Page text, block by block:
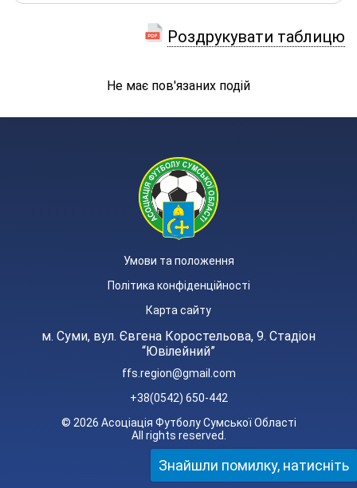
Роздрукувати таблицю
Не має пов'язаних подій
Умови та положення
Політика конфіденційності
Карта сайту
м. Суми, вул. Євгена Коростельова, 9. Стадіон
“Ювілейний”
ffs.region@gmail.com
+38(0542) 650-442
© 2026 Асоціація Футболу Сумської Області
All rights reserved.
Знайшли помилку, натисніть